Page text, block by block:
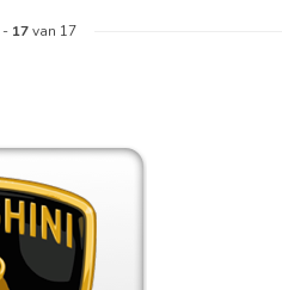
- 17van 17